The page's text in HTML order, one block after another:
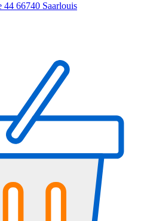
44 66740 Saarlouis